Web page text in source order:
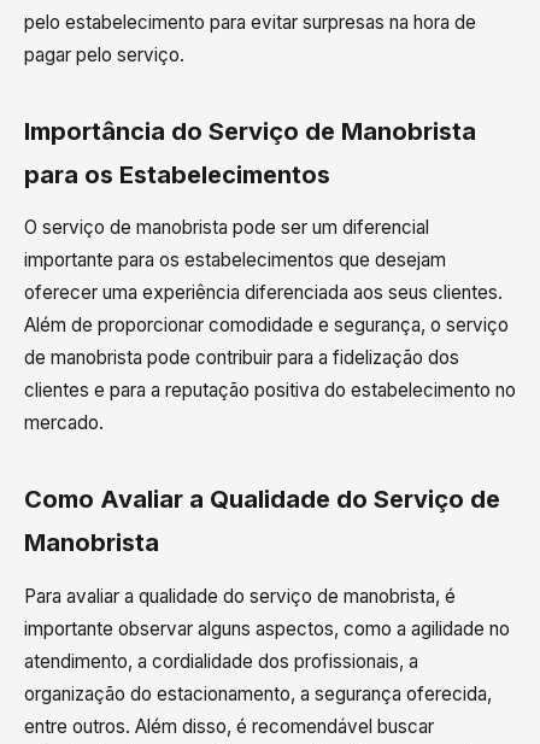
pelo estabelecimento para evitar surpresas na hora de
pagar pelo serviço.
Importância do Serviço de Manobrista
para os Estabelecimentos
O serviço de manobrista pode ser um diferencial
importante para os estabelecimentos que desejam
oferecer uma experiência diferenciada aos seus clientes.
Além de proporcionar comodidade e segurança, o serviço
de manobrista pode contribuir para a fidelização dos
clientes e para a reputação positiva do estabelecimento no
mercado.
Como Avaliar a Qualidade do Serviço de
Manobrista
Para avaliar a qualidade do serviço de manobrista, é
importante observar alguns aspectos, como a agilidade no
atendimento, a cordialidade dos profissionais, a
organização do estacionamento, a segurança oferecida,
entre outros. Além disso, é recomendável buscar